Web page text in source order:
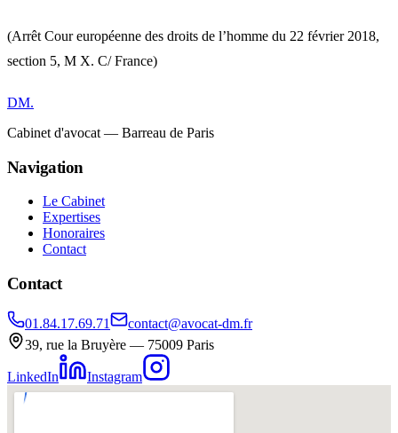
(Arrêt Cour européenne des droits de l’homme du 22 février 2018,
section 5, M X. C/ France)
DM.
Cabinet d'avocat — Barreau de Paris
Navigation
Le Cabinet
Expertises
Honoraires
Contact
Contact
01.84.17.69.71
contact@avocat-dm.fr
39, rue la Bruyère — 75009 Paris
LinkedIn Instagram